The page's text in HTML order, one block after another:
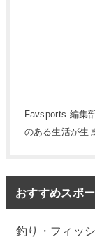
Favsports 編集
のある生活が生
おすすめスポ
釣り・フィッ